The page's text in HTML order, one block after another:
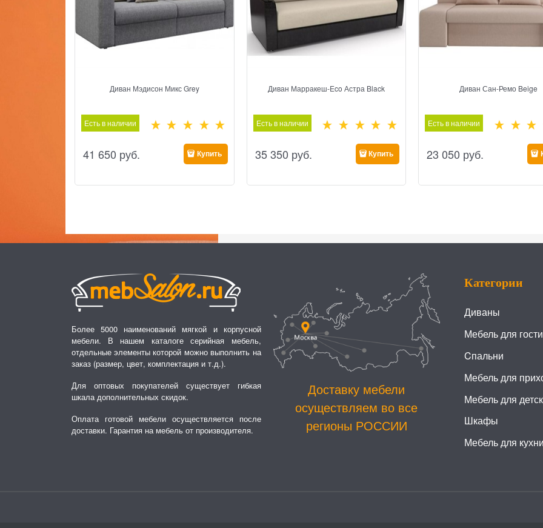
Диван Мэдисон Микс Grey
Есть в наличии
41 650 руб. Купить
Диван Марракеш-Eco Астра Black
Есть в наличии
35 350 руб. Купить
Диван Сан-Ремо Beige
Есть в наличии
23 050 руб.
Более 5000 наименований мягкой и корпусной
мебели. В нашем каталоге серийная мебель,
отдельные элементы которой можно выполнить на
заказ (размер, цвет, комплектация и т.д.).
Для оптовых покупателей существует гибкая
шкала дополнительных скидок.
Оплата готовой мебели осуществляется после
доставки. Гарантия на мебель от производителя.
Доставку мебели
осуществляем во все
регионы РОССИИ
Категории
Диваны
Мебель для
Cпальни
Мебель для
Мебель для
Шкафы
Мебель для кухни